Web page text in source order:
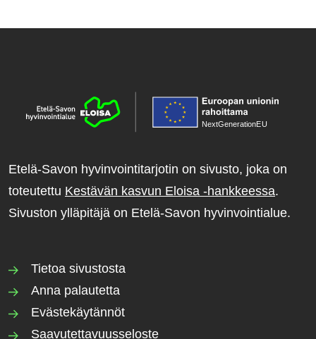
NextGenerationEU
Etelä-Savon hyvinvointitarjotin on sivusto, joka on
toteutettu Kestävän kasvun Eloisa -hankkeessa.
Sivuston ylläpitäjä on Etelä-Savon hyvinvointialue.
Tietoa sivustosta
Anna palautetta
Evästekäytännöt
Saavutettavuusseloste